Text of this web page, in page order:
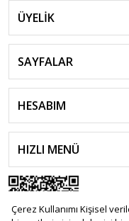
Çerez Kullanımı Kişisel
ÜYELİK
SAYFALAR
HESABIM
HIZLI MENÜ